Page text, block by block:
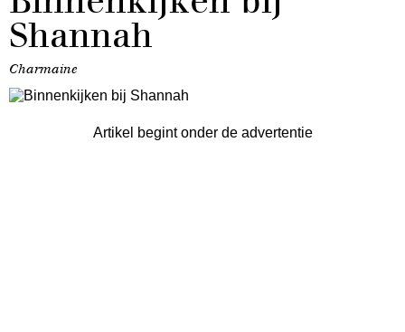
Shannah
Charmaine
Artikel begint onder de advertentie